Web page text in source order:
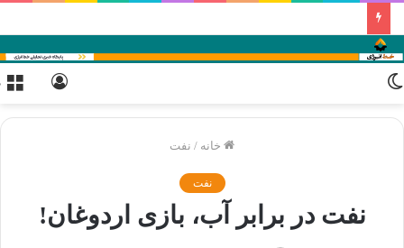
خانه / نفت
نفت
نفت در برابر آب، بازی اردوغان!